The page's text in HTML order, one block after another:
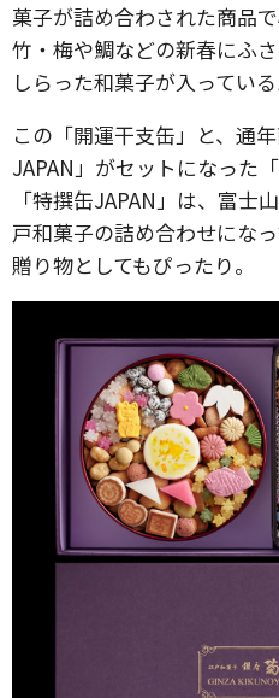
菓子が詰め合わされた商品
竹・梅や鯛などの新春にふ
しらった和菓子が入っている
この「開運干支缶」と、通
JAPAN」がセットになった
「特撰缶JAPAN」は、富士
戸和菓子の詰め合わせにな
贈り物としてもぴったり。